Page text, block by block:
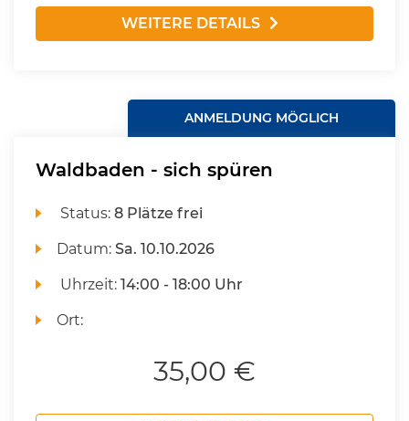
WEITERE DETAILS
ANMELDUNG MÖGLICH
Waldbaden - sich spüren
Status:8 Plätze frei
Datum:Sa. 10.10.2026
Uhrzeit:14:00 - 18:00 Uhr
Ort:
35,00 €